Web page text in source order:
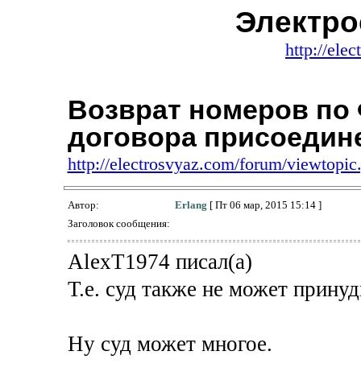
http://
Возврат номеров
договора
http://electrosvyaz.com/forum/
Автор: Erlang [ Пт 06 мар, 2015 15:14 ]
Заголовок сообщения:
AlexT1974 писал(а)
Т.е. суд также не может
Ну суд может многое.